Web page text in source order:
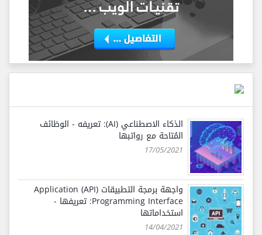
الذكاء الاصطناعي (AI): تعريفه - الوظائف
المُتاحة مع رواتبها
17/05/2021
واجهة برمجة التطبيقات (API) Application
Programming Interface: تعريفها -
استخداماتها
14/04/2021